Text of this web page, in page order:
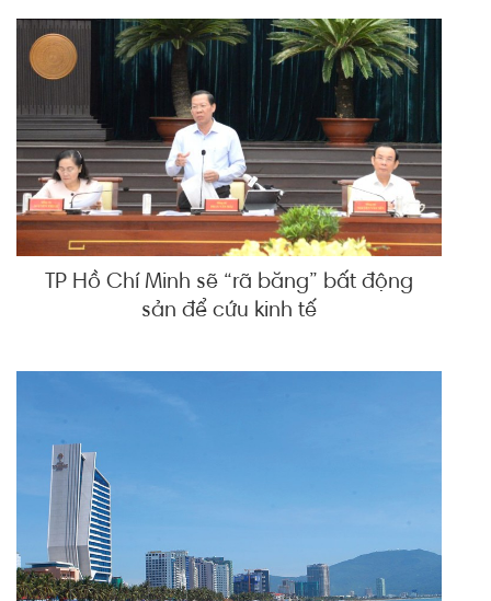
TP Hồ Chí Minh sẽ “rã băng” bất động
sản để cứu kinh tế